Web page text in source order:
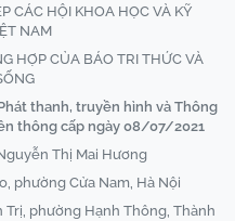
CÁC HỘI KHOA HỌC VÀ KỸ
NAM
HỢP CỦA BÁO TRI THỨC VÀ
thanh, truyền hình và Thông
thông cấp ngày 08/07/2021
Thị Mai Hương
phường Cửa Nam, Hà Nội
Trị, phường Hạnh Thông, Thành